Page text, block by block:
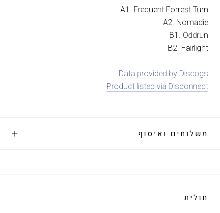
A1. Frequent Forrest Turn
A2. Nomadie
B1. Oddrun
B2. Fairlight
Data provided by Discogs
Product listed via Disconnect
משלוחים ואיסוף
חולית